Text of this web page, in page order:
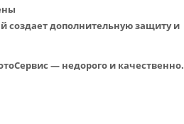
создает дополнительную защиту и
— недорого и качественно.